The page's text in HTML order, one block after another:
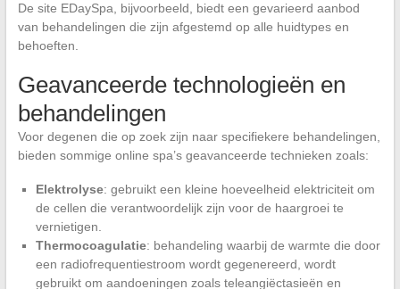
De site EDaySpa, bijvoorbeeld, biedt een gevarieerd aanbod
van behandelingen die zijn afgestemd op alle huidtypes en
behoeften.
Geavanceerde technologieën en
behandelingen
Voor degenen die op zoek zijn naar specifiekere behandelingen,
bieden sommige online spa’s geavanceerde technieken zoals:
Elektrolyse: gebruikt een kleine hoeveelheid elektriciteit om
de cellen die verantwoordelijk zijn voor de haargroei te
vernietigen.
Thermocoagulatie: behandeling waarbij de warmte die door
een radiofrequentiestroom wordt gegenereerd, wordt
gebruikt om aandoeningen zoals teleangiëctasieën en